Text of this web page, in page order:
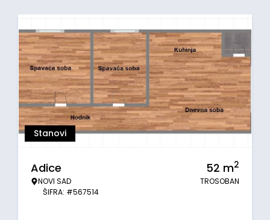
Stanovi
Adice
NOVI SAD
ŠIFRA: #567514
52 m2
TROSOBAN